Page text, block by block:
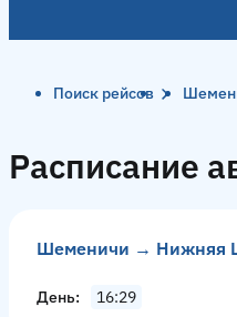
Поиск рейсов
Расписание
Шеменичи → Нижняя
День 16:29